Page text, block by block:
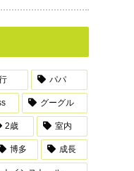
パパ
グーグル
2歳 室内
博多 成長